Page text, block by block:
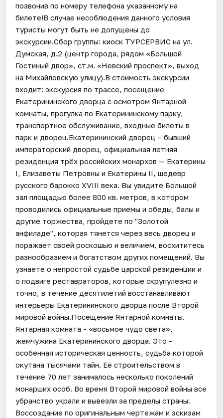
позвонив по номеру телефона указанному на
билете!В случае несоблюдения данного условия
туристы могут быть не допущены до
экскурсии.Сбор группы: киоск ТУРСЕРВИС на ул.
Думская, д.2 (центр города, рядом «Большой
Гостиный двор», ст.м. «Невский проспект», выход
на Михайловскую улицу).В стоимость экскурсии
входит: экскурсия по трассе, посещение
Екатерининского дворца с осмотром Янтарной
комнаты, прогулка по Екатерининскому парку,
транспортное обслуживание, входные билеты в
парк и дворец.Екатерининский дворец – бывший
императорский дворец, официальная летняя
резиденция трёх российских монархов — Екатерины
I, Елизаветы Петровны и Екатерины II, шедевр
русского барокко XVIII века. Вы увидите Большой
зал площадью более 800 кв. метров, в котором
проводились официальные приемы и обеды, балы и
другие торжества, пройдете по "Золотой
анфиладе", которая тянется через весь дворец и
поражает своей роскошью и величием, восхититесь
разнообразием и богатством других помещений. Вы
узнаете о непростой судьбе царской резиденции и
о подвиге реставраторов, которые скрупулезно и
точно, в течение десятилетий восстанавливают
интерьеры Екатерининского дворца после Второй
мировой войны.Посещение Янтарной комнаты.
Янтарная комната - «восьмое чудо света»,
жемчужина Екатерининского дворца. Это -
особенная историческая ценность, судьба которой
окутана тысячами тайн. Её строительством в
течение 70 лет занималось несколько поколений
монарших особ. Во время Второй мировой войны все
убранство украли и вывезли за пределы страны.
Воссоздание по оригинальным чертежам и эскизам